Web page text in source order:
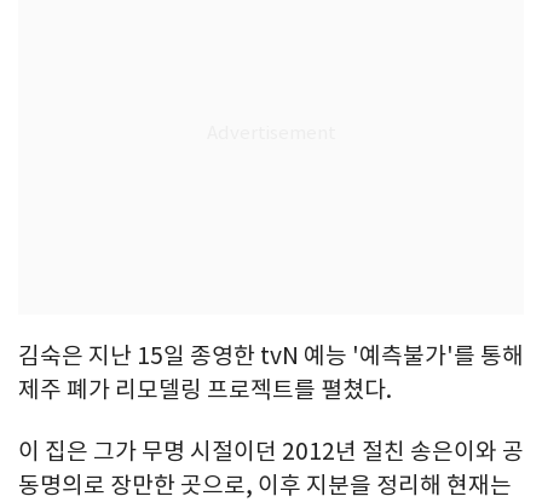
김숙은 지난 15일 종영한 tvN 예능 '예측불가'를 통해
제주 폐가 리모델링 프로젝트를 펼쳤다.
이 집은 그가 무명 시절이던 2012년 절친 송은이와 공
동명의로 장만한 곳으로, 이후 지분을 정리해 현재는